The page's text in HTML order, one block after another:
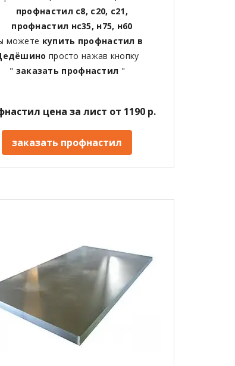
профнастил с8, с20, с21,
профнастил нс35, н75, н60
можете купить профнастил в
просто нажав кнопку
" заказать профнастил "
цена за лист от 1190 р.
заказать профнастил